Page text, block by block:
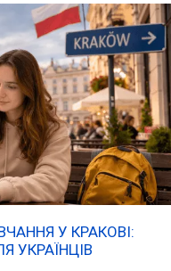
У КРАКОВІ:
УКРАЇНЦІВ